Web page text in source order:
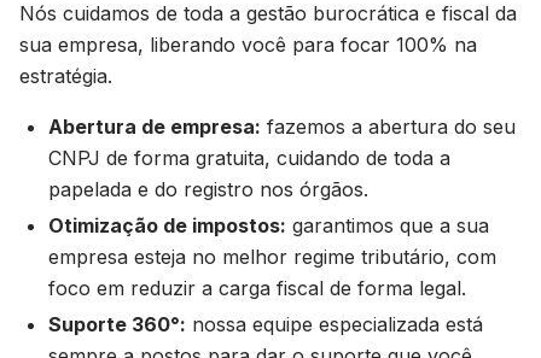
Nós cuidamos de toda a gestão burocrática e fiscal da
sua empresa, liberando você para focar 100% na
estratégia.
Abertura de empresa: fazemos a abertura do seu
CNPJ de forma gratuita, cuidando de toda a
papelada e do registro nos órgãos.
Otimização de impostos: garantimos que a sua
empresa esteja no melhor regime tributário, com
foco em reduzir a carga fiscal de forma legal.
Suporte 360°: nossa equipe especializada está